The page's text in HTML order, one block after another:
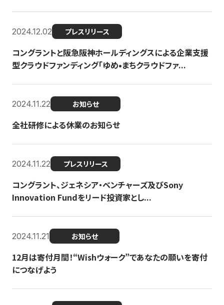
2024.12.02 プレスリリース
コングラントと阪急阪神ホールディングスによる企業支援
型クラウドファンディング「ゆめ•まちクラウドファ...
2024.11.22 お知らせ
全社研修による休業のお知らせ
2024.11.22 プレスリリース
コングラント、ジェネシア・ベンチャーズ及びSony
Innovation Fundをリード投資家とし...
2024.11.21 お知らせ
12月は寄付月間！“Wishウォーク”であなたの願いを寄付
につなげよう